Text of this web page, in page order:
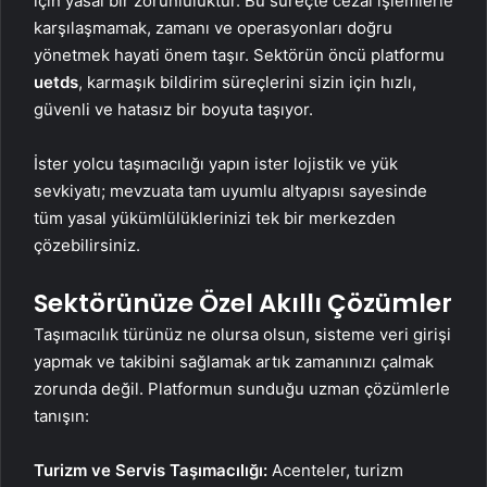
karşılaşmamak, zamanı ve operasyonları doğru
yönetmek hayati önem taşır. Sektörün öncü platformu
uetds, karmaşık bildirim süreçlerini sizin için hızlı,
güvenli ve hatasız bir boyuta taşıyor.
İster yolcu taşımacılığı yapın ister lojistik ve yük
sevkiyatı; mevzuata tam uyumlu altyapısı sayesinde
tüm yasal yükümlülüklerinizi tek bir merkezden
çözebilirsiniz.
Sektörünüze Özel Akıllı Çözümler
Taşımacılık türünüz ne olursa olsun, sisteme veri girişi
yapmak ve takibini sağlamak artık zamanınızı çalmak
zorunda değil. Platformun sunduğu uzman çözümlerle
tanışın:
Turizm ve Servis Taşımacılığı: Acenteler, turizm